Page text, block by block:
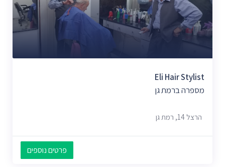
Eli Hair Stylist
מספרה ברמת גן
הרצל 14, רמת גן
פרטים נוספים